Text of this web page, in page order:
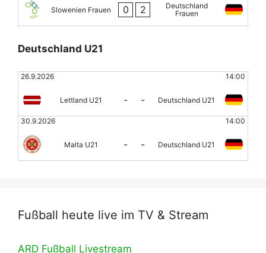
Slowenien Frauen 0 2
Deutschland
Frauen
Deutschland U21
26.9.2026 14:00
Lettland U21 - - Deutschland U21
30.9.2026 14:00
Malta U21 - - Deutschland U21
Fußball heute live im TV & Stream
ARD Fußball Livestream